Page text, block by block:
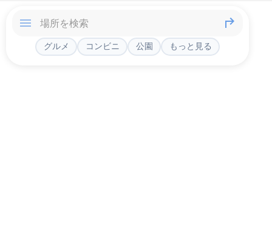
グルメ コンビニ 公園 もっと見る